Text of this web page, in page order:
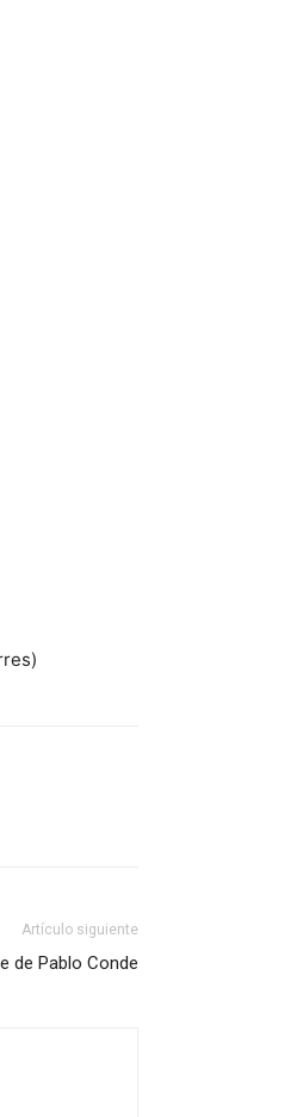
Artículo siguiente
de Pablo Conde